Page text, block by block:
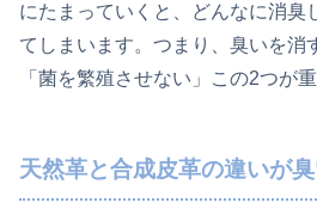
にたまっていくと、どんなに消臭
てしまいます。つまり、臭いを消
「菌を繁殖させない」この2つが
天然革と合成皮革の違いが